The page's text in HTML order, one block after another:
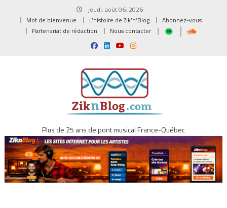
jeudi, août 06, 2026
Mot de bienvenue
L’histoire de Zik’n’Blog
Abonnez-vous
Partenariat de rédaction
Nous contacter
Plus de 25 ans de pont musical France-Québec